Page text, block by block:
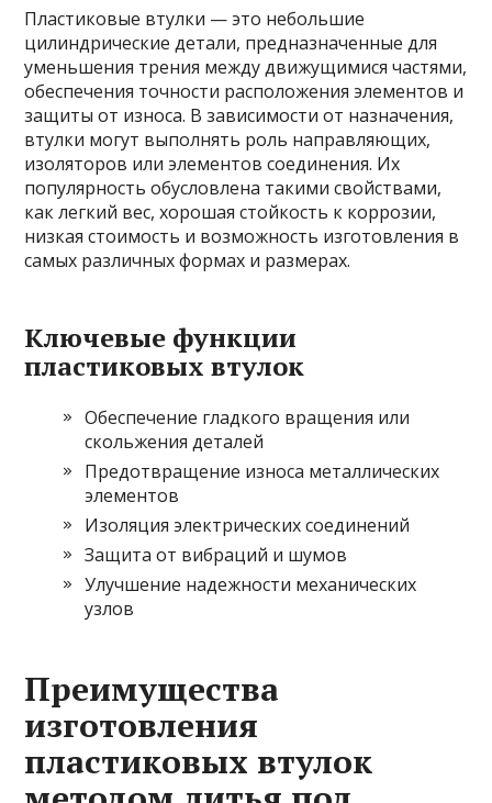
Пластиковые втулки — это небольшие
цилиндрические детали, предназначенные для
уменьшения трения между движущимися частями,
обеспечения точности расположения элементов и
защиты от износа. В зависимости от назначения,
втулки могут выполнять роль направляющих,
изоляторов или элементов соединения. Их
популярность обусловлена такими свойствами,
как легкий вес, хорошая стойкость к коррозии,
низкая стоимость и возможность изготовления в
самых различных формах и размерах.
Ключевые функции
пластиковых втулок
Обеспечение гладкого вращения или
скольжения деталей
Предотвращение износа металлических
элементов
Изоляция электрических соединений
Защита от вибраций и шумов
Улучшение надежности механических
узлов
Преимущества
изготовления
пластиковых втулок